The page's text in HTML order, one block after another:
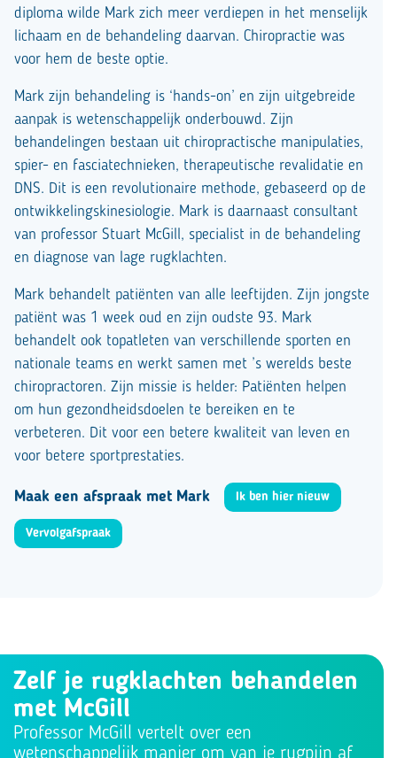
diploma wilde Mark zich meer verdiepen in het menselijk
lichaam en de behandeling daarvan. Chiropractie was
voor hem de beste optie.
Mark zijn behandeling is ‘hands-on’ en zijn uitgebreide
aanpak is wetenschappelijk onderbouwd. Zijn
behandelingen bestaan uit chiropractische manipulaties,
spier- en fasciatechnieken, therapeutische revalidatie en
DNS. Dit is een revolutionaire methode, gebaseerd op de
ontwikkelingskinesiologie. Mark is daarnaast consultant
van professor Stuart McGill, specialist in de behandeling
en diagnose van lage rugklachten.
Mark behandelt patiënten van alle leeftijden. Zijn jongste
patiënt was 1 week oud en zijn oudste 93. Mark
behandelt ook topatleten van verschillende sporten en
nationale teams en werkt samen met ’s werelds beste
chiropractoren. Zijn missie is helder: Patiënten helpen
om hun gezondheidsdoelen te bereiken en te
verbeteren. Dit voor een betere kwaliteit van leven en
voor betere sportprestaties.
Maak een afspraak met Mark Ik ben hier nieuw
Vervolgafspraak
Zelf je rugklachten behandelen
met McGill
Professor McGill vertelt over een
wetenschappelijk manier om van je rugpijn af